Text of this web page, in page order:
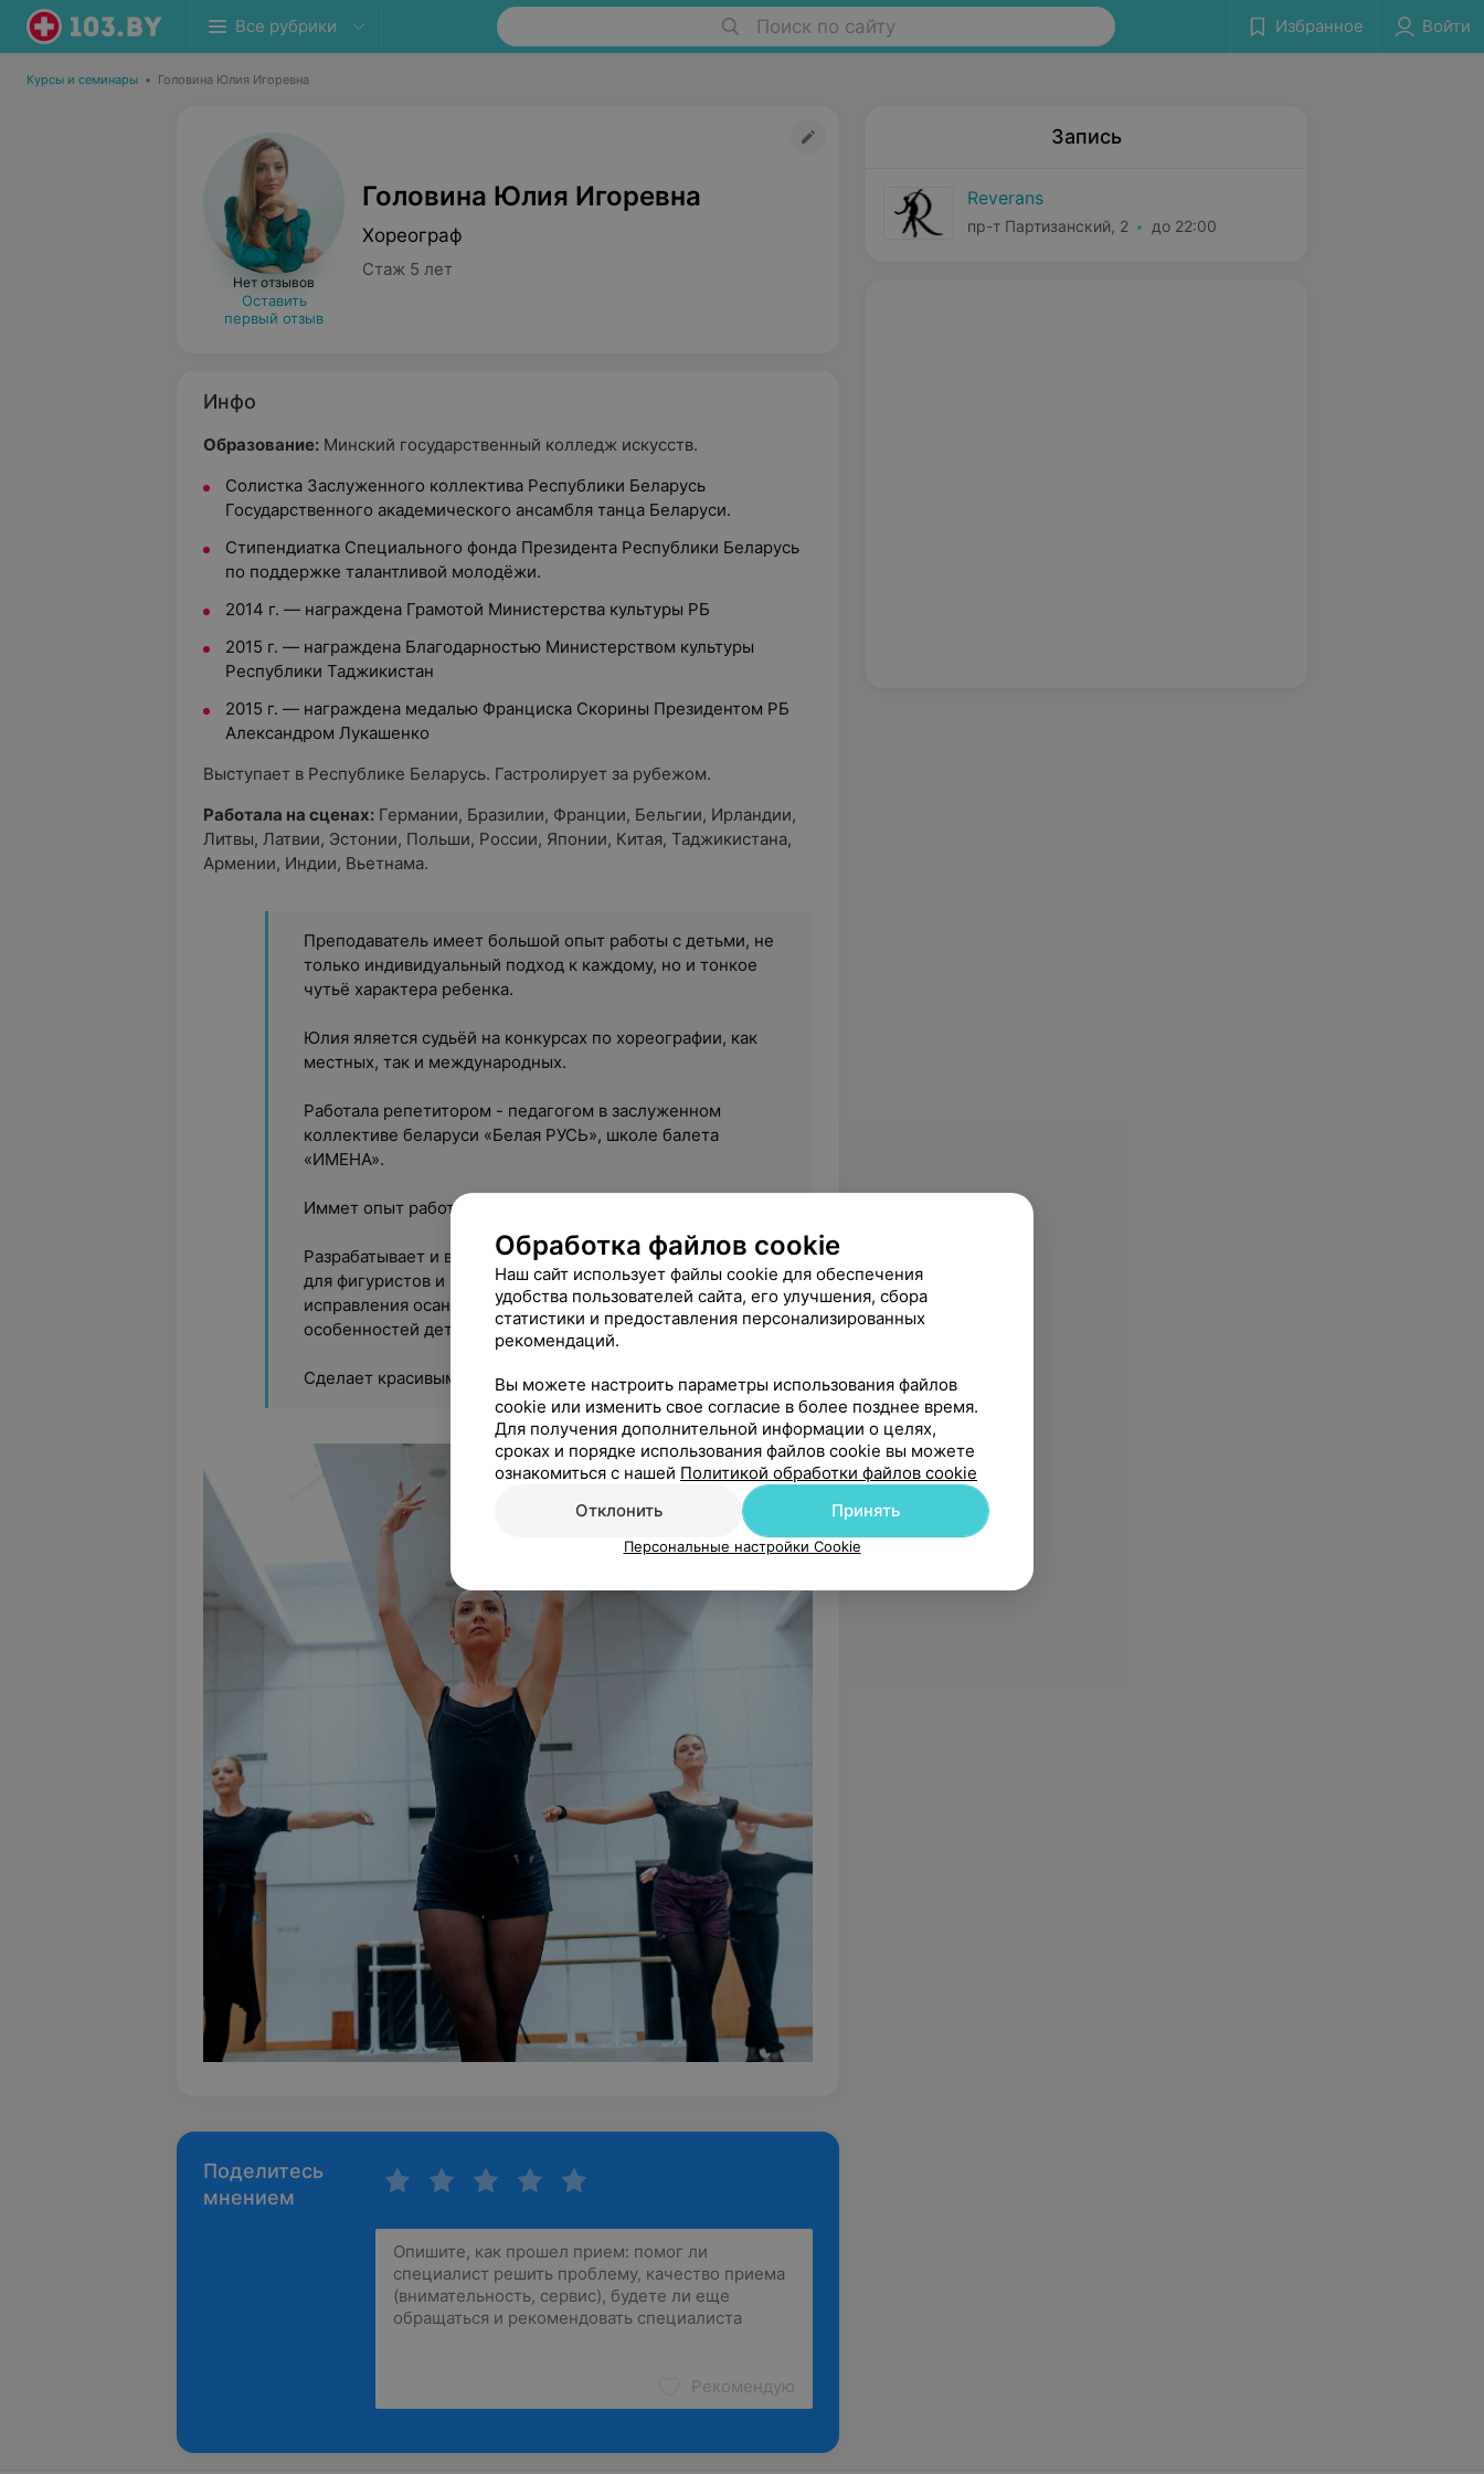
Все рубрики Поиск по сайту Избранное Войти
Курсы и семинары • Головина Юлия Игоревна
Нет отзывов
Оставить
первый отзыв
Головина Юлия Игоревна
Хореограф
Стаж 5 лет
Инфо
Образование: Минский государственный колледж искусств.
Солистка Заслуженного коллектива Республики Беларусь
Государственного академического ансамбля танца Беларуси.
Стипендиатка Специального фонда Президента Республики Беларусь
по поддержке талантливой молодёжи.
2014 г. — награждена Грамотой Министерства культуры РБ
2015 г. — награждена Благодарностью Министерством культуры
Республики Таджикистан
2015 г. — награждена медалью Франциска Скорины Президентом РБ
Александром Лукашенко
​Выступает в Республике Беларусь. Гастролирует за рубежом.
Работала на сценах: Германии, Бразилии, Франции, Бельгии, Ирландии,
Литвы, Латвии, Эстонии, Польши, России, Японии, Китая, Таджикистана,
Армении, Индии, Вьетнама.
Преподаватель имеет большой опыт работы с детьми, не
только индивидуальный подход к каждому, но и тонкое
чутьё характера ребенка.
Юлия яляется судьёй на конкурсах по хореографии, как
местных, так и международных.
Работала репетитором - педагогом в заслуженном
коллективе беларуси «Белая РУСЬ», школе балета
«ИМЕНА».
Иммет опыт работы с детьми спортсменами.
Разрабатывает и внедряет индивидуальные программы
для фигуристов и гимнастов; программы для детей для
исправления осанки, косолапых ног и других
особенностей детей.
Сделает красивыми и грациозными ваших детей.
Поделитесь
мнением
Рекомендую
Запись
Reverans
пр-т Партизанский, 2 до 22:00
Обработка файлов cookie
Наш сайт использует файлы cookie для обеспечения
удобства пользователей сайта, его улучшения, сбора
статистики и предоставления персонализированных
рекомендаций.
Вы можете настроить параметры использования файлов
cookie или изменить свое согласие в более позднее время.
Для получения дополнительной информации о целях,
сроках и порядке использования файлов cookie вы можете
ознакомиться с нашей Политикой обработки файлов cookie
Отклонить
Принять
Персональные настройки Cookie